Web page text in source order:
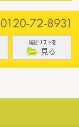
検討リストを
見る